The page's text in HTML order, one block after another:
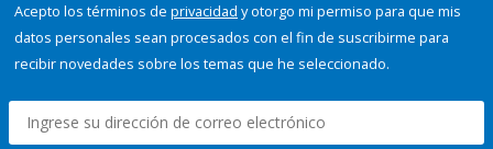
Acepto los términos de privacidad y otorgo mi permiso para que mis
datos personales sean procesados con el fin de suscribirme para
recibir novedades sobre los temas que he seleccionado.